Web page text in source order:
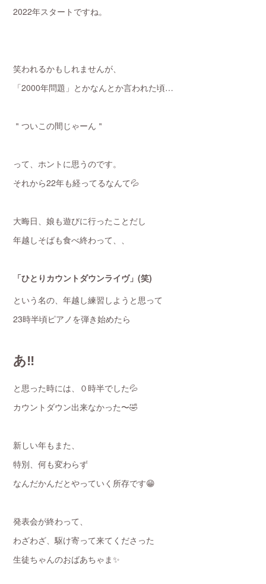
2022年スタートですね。
笑われるかもしれませんが、
「2000年問題」とかなんとか言われた頃…
＂ついこの間じゃーん＂
って、ホントに思うのです。
それから22年も経ってるなんて💦
大晦日、娘も遊びに行ったことだし
年越しそばも食べ終わって、、
「ひとりカウントダウンライヴ」(笑)
という名の、年越し練習しようと思って
23時半頃ピアノを弾き始めたら
あ‼️
と思った時には、０時半でした💦
カウントダウン出来なかった〜🤣
新しい年もまた、
特別、何も変わらず
なんだかんだとやっていく所存です😁
発表会が終わって、
わざわざ、駆け寄って来てくださった
生徒ちゃんのおばあちゃま✨